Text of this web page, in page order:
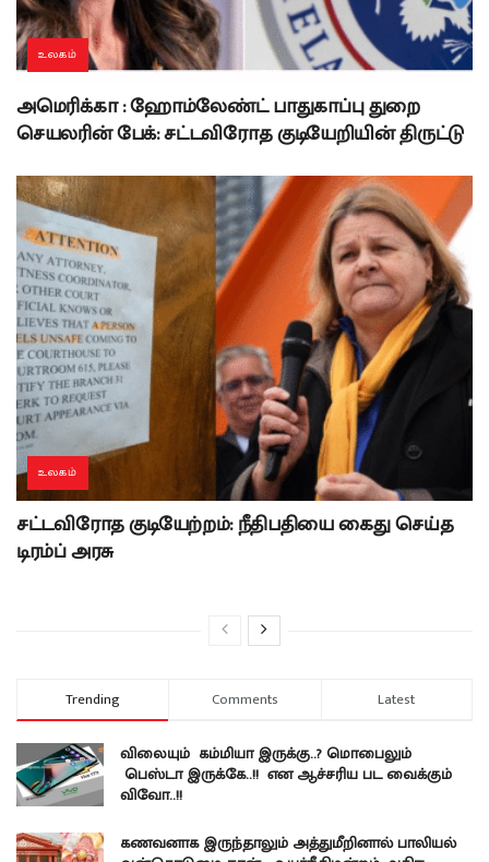
உலகம்
அமெரிக்கா : ஹோம்லேண்ட் பாதுகாப்பு துறை
செயலரின் பேக்: சட்டவிரோத குடியேறியின் திருட்டு
உலகம்
சட்டவிரோத குடியேற்றம்: நீதிபதியை கைது செய்த
டிரம்ப் அரசு
Trending Comments Latest
விலையும் கம்மியா இருக்கு..? மொபைலும்
பெஸ்டா இருக்கே..!! என ஆச்சரிய பட வைக்கும்
விவோ..!!
கணவனாக இருந்தாலும் அத்துமீறினால் பாலியல்